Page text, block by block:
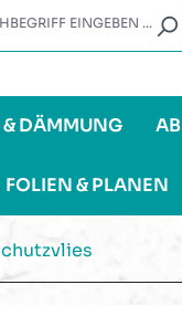
DÄMMUNG
FOLIEN & PLANEN